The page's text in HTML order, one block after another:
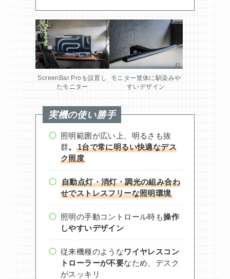
ScreenBar Proを設置し
たモニター
モニター筐体に馴染みや
すいデザイン
実機の使い勝手
照明範囲が広い上、明るさも抜
群。
1台で常に明るい快適なデス
ク照度
自動点灯・消灯・調光の組み合わ
せでストレスフリーな照明環境
照明の手動コントロール時も操作
しやすいデザイン
従来機種のようなワイヤレスコン
トローラーが不要なため、デスク
がスッキリ